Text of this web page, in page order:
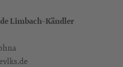
Limbach-Kändler